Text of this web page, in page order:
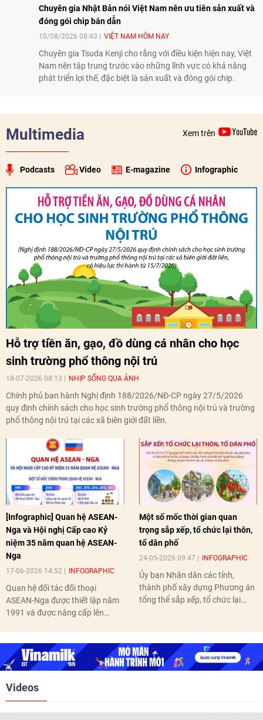
Chuyên gia Nhật Bản nói Việt Nam nên ưu tiên sản xuất và
đóng gói chip bán dẫn
10/08/2026 08:43 VIỆT NAM HÔM NAY
Chuyên gia Tsuda Kenji cho rằng với điều kiện hiện nay, Việt
Nam nên tập trung trước vào những lĩnh vực có khả năng
phát triển lợi thế, đặc biệt là sản xuất và đóng gói chip.
Multimedia Xem trên
Podcasts Video E-magazine Infographic
Hỗ trợ tiền ăn, gạo, đồ dùng cá nhân cho học
sinh trường phổ thông nội trú
18-07-2026 08:13 NHỊP SỐNG QUA ẢNH
Chính phủ ban hành Nghị định 188/2026/NĐ-CP ngày 27/5/2026
quy định chính sách cho học sinh trường phổ thông nội trú và trường
phổ thông nội trú tại các xã biên giới đất liền.
[Infographic] Quan hệ ASEAN-
Nga và Hội nghị Cấp cao Kỷ
niệm 35 năm quan hệ ASEAN-
Nga
17-06-2026 14:52 INFOGRAPHIC
Quan hệ đối tác đối thoại
ASEAN-Nga được thiết lập năm
1991 và được nâng cấp lên
nghị Cấp cao vào các năm 2005,
2010, 2016, 2018, 2021.
Một số mốc thời gian quan
trọng sắp xếp, tổ chức lại thôn,
tổ dân phố
24-05-2026 09:47 INFOGRAPHIC
Ủy ban Nhân dân các tỉnh,
thành phố xây dựng Phương án
tổng thể sắp xếp, tổ chức lại
Videos